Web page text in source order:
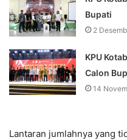
Bupati
2
KPU
Calon
14
Lantaran jumlahnya yang